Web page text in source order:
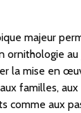
majeur
ornithologie au
la mise en
familles, aux
comme aux